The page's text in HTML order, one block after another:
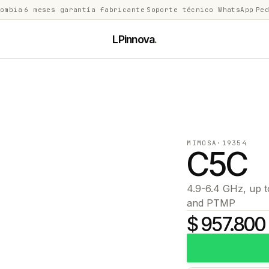
6 meses garantía fabricante Soporte técnico WhatsApp
LPinnova.
MIMOSA · 19354
C5C
4.9-6.4 GHz, up
and PTMP
$ 957.800